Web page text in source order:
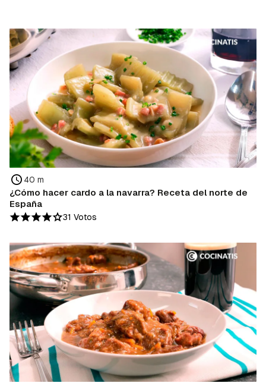
40 m
¿Cómo hacer cardo a la navarra? Receta del norte de
España
31 Votos